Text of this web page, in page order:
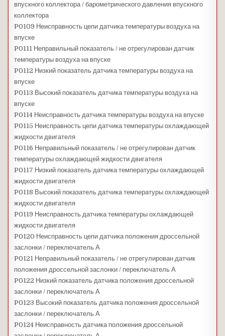
впускного коллектора / барометрического давления впускного
коллектора
P0109 Неисправность цепи датчика температуры воздуха на
впуске
P0111 Неправильный показатель / не отрегулирован датчик
температуры воздуха на впуске
P0112 Низкий показатель датчика температуры воздуха на
впуске
P0113 Высокий показатель датчика температуры воздуха на
впуске
P0114 Неисправность датчика температуры воздуха на впуске
P0115 Неисправность цепи датчика температуры охлаждающей
жидкости двигателя
P0116 Неправильный показатель / не отрегулирован датчик
температуры охлаждающей жидкости двигателя
P0117 Низкий показатель датчика температуры охлаждающей
жидкости двигателя
P0118 Высокий показатель датчика температуры охлаждающей
жидкости двигателя
P0119 Неисправность датчика температуры охлаждающей
жидкости двигателя
P0120 Неисправность цепи датчика положения дроссельной
заслонки / переключатель А
P0121 Неправильный показатель / не отрегулирован датчик
положения дроссельной заслонки / переключатель А
P0122 Низкий показатель датчика положения дроссельной
заслонки / переключатель А
P0123 Высокий показатель датчика положения дроссельной
заслонки / переключатель А
P0124 Неисправность датчика положения дроссельной